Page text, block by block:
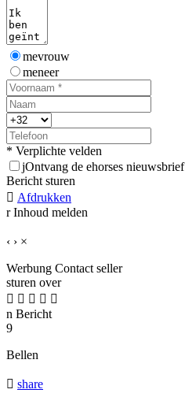
mevrouw
meneer
* Verplichte velden
jOntvang de ehorses nieuwsbrief
Bericht sturen
 Afdrukken
r Inhoud melden
‹ › ×
Werbung Contact seller
sturen over
    
n Bericht
9
Bellen
 share